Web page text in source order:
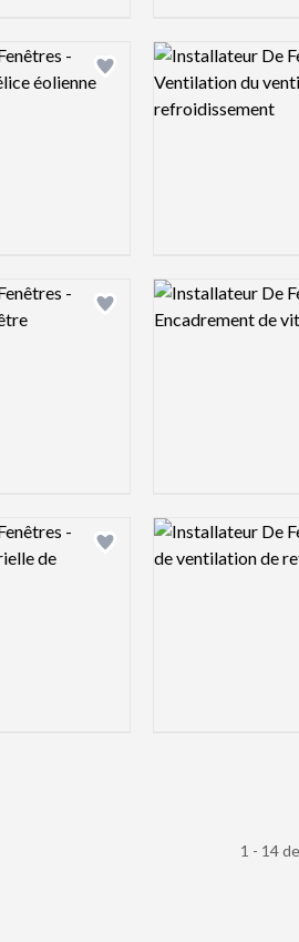
Add logo to shortlist
Logo preview
Add logo to shortlist
Logo preview
Add logo to shortlist
Logo preview
1 - 14